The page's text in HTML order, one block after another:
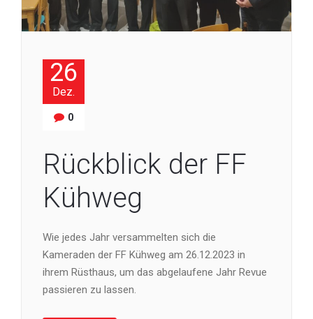
26
Dez.
0
Rückblick der FF
Kühweg
Wie jedes Jahr versammelten sich die
Kameraden der FF Kühweg am 26.12.2023 in
ihrem Rüsthaus, um das abgelaufene Jahr Revue
passieren zu lassen.